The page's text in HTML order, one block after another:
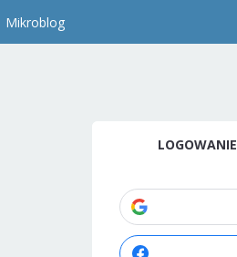
Mikroblog
LOGOWANIE